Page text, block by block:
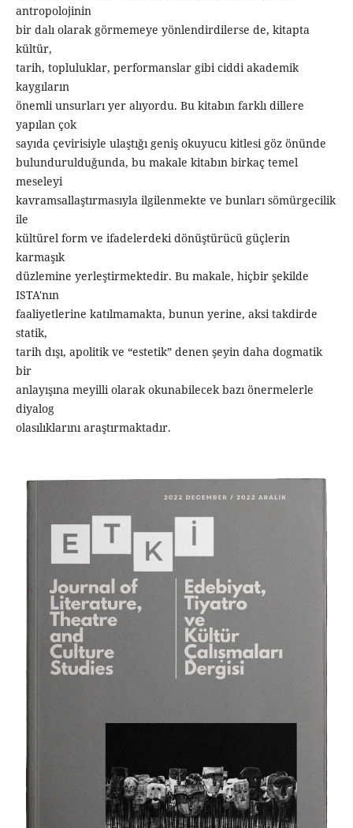
antropolojinin
bir dalı olarak görmemeye yönlendirdilerse de, kitapta
kültür,
tarih, topluluklar, performanslar gibi ciddi akademik
kaygıların
önemli unsurları yer alıyordu. Bu kitabın farklı dillere
yapılan çok
sayıda çevirisiyle ulaştığı geniş okuyucu kitlesi göz önünde
bulundurulduğunda, bu makale kitabın birkaç temel
meseleyi
kavramsallaştırmasıyla ilgilenmekte ve bunları sömürgecilik
ile
kültürel form ve ifadelerdeki dönüştürücü güçlerin
karmaşık
düzlemine yerleştirmektedir. Bu makale, hiçbir şekilde
ISTA'nın
faaliyetlerine katılmamakta, bunun yerine, aksi takdirde
statik,
tarih dışı, apolitik ve “estetik” denen şeyin daha dogmatik
bir
anlayışına meyilli olarak okunabilecek bazı önermelerle
diyalog
olasılıklarını araştırmaktadır.